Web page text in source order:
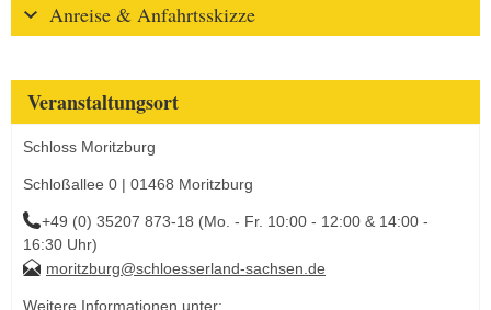
Anreise & Anfahrtsskizze
Veranstaltungsort
Schloss Moritzburg
Schloßallee 0 | 01468 Moritzburg
+49 (0) 35207 873-18 (Mo. - Fr. 10:00 - 12:00 & 14:00 -
16:30 Uhr)
moritzburg@schloesserland-sachsen.de
Weitere Informationen unter: